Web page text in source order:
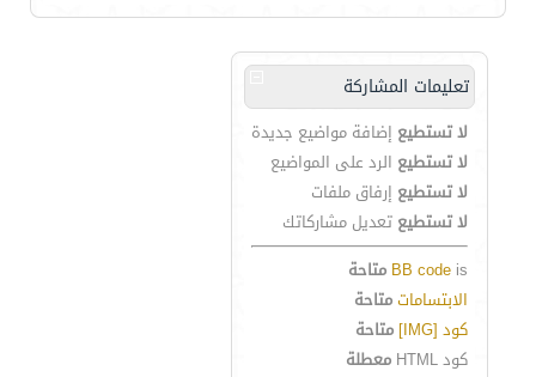
تعليمات المشاركة
لا تستطيع إضافة مواضيع جديدة
لا تستطيع الرد على المواضيع
لا تستطيع إرفاق ملفات
لا تستطيع تعديل مشاركاتك
BB code is
متاحة
الابتساماتمتاحة
كود [IMG]
متاحة
كود HTML
معطلة